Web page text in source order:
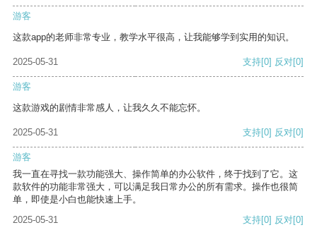
游客
这款app的老师非常专业，教学水平很高，让我能够学到实用的知识。
2025-05-31 支持[0] 反对[0]
游客
这款游戏的剧情非常感人，让我久久不能忘怀。
2025-05-31 支持[0] 反对[0]
游客
我一直在寻找一款功能强大、操作简单的办公软件，终于找到了它。这
款软件的功能非常强大，可以满足我日常办公的所有需求。操作也很简
单，即使是小白也能快速上手。
2025-05-31
支持[0] 反对[0]